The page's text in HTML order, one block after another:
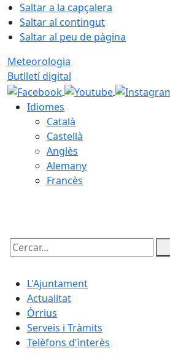
Saltar a la capçalera
Saltar al contingut
Saltar al peu de pàgina
Meteorologia
Butlletí digital
Idiomes
Català
Castellà
Anglès
Alemany
Francès
Cercar:
L'Ajuntament
Actualitat
Òrrius
Serveis i Tràmits
Telèfons d'ìnterès